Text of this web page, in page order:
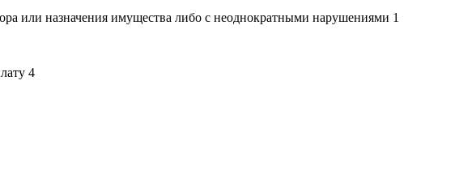
или назначения имущества либо с неоднократными нарушениями 1
4